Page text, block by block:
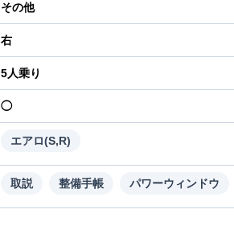
その他
右
5人乗り
◯
エアロ(S,R)
取説 整備手帳 パワーウィンドウ